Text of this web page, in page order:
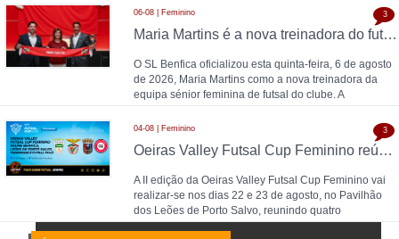
06-08 | Feminino
Maria Martins é a nova treinadora do futsal feminino do SL Benfica: contrato válido até 2028 com as campeãs nacionais
O SL Benfica oficializou esta quinta-feira, 6 de agosto
de 2026, Maria Martins como a nova treinadora da
equipa sénior feminina de futsal do clube. A
3
04-08 | Feminino
Oeiras Valley Futsal Cup Feminino reúne Benfica, Leões de Porto Salvo, Torreense e Futsal Feijó
A II edição da Oeiras Valley Futsal Cup Feminino vai
realizar-se nos dias 22 e 23 de agosto, no Pavilhão
dos Leões de Porto Salvo, reunindo quatro
3